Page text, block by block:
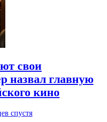
свои
назвал главную
кино
спустя